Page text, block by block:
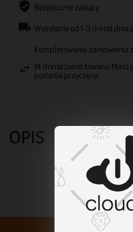
Bezpieczne zakupy
Wysyłamy od 1-3 dni od dnia
Kompletowanie zamówienia
14 dni na zwrot towaru.
podania przyczyny.
OPIS